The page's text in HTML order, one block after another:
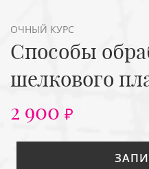
ОЧНЫЙ КУРС
Способы
шелкового
2 900 ₽